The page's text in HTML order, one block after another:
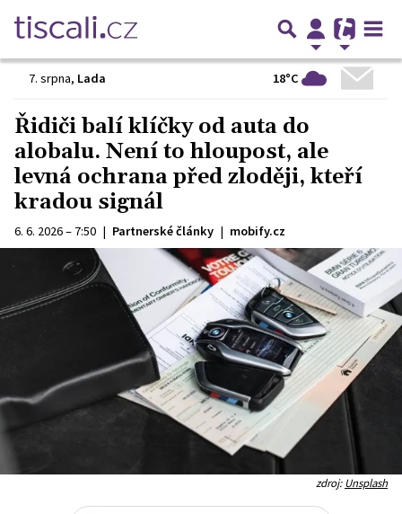
7. srpna, Lada 18°C
Řidiči balí klíčky od auta do
alobalu. Není to hloupost, ale
levná ochrana před zloději, kteří
kradou signál
6. 6. 2026 – 7:50 | Partnerské články | mobify.cz
zdroj:Unsplash